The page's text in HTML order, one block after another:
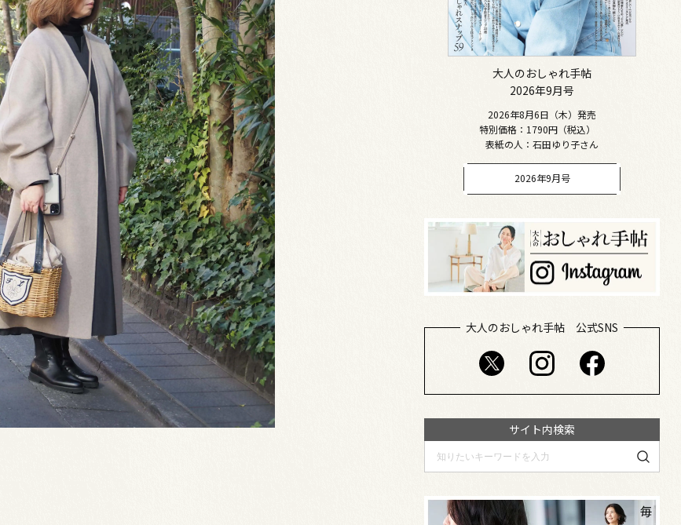
大人のおしゃれ手帖
2026年9月号
2026年8月6日（木）発売
特別価格：1790円（税込）
表紙の人：石田ゆり子さん
2026年9月号
大人のおしゃれ手帖 公式SNS
サイト内検索